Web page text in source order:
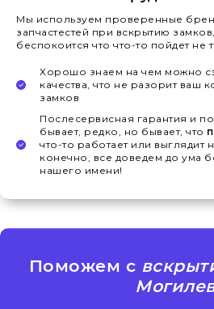
Мы используем проверенные
запчастестей при вскрытию
беспокоится что что-то пойдет не
Хорошо знаем на чем можно
качества, что не разорит ваш
замков
Послесервисная гарантия и
бывает, редко, но бывает, что
что-то работает или выглядит
конечно, все доведем до ума
нашего имени!
Поможем с